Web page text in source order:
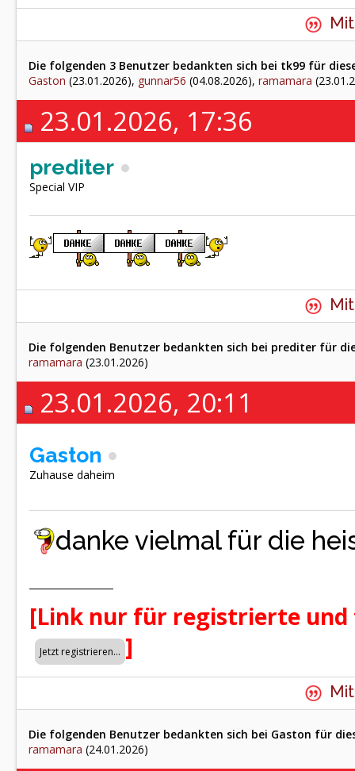
Die folgenden 3 Benutzer bedankten sich bei tk99 für
Gaston (23.01.2026), gunnar56 (04.08.2026), ramamara
23.01.2026, 17:36
prediter
Special VIP
Die folgenden Benutzer bedankten sich bei prediter für
ramamara (23.01.2026)
23.01.2026, 20:11
Gaston
Zuhause daheim
danke vielmal für die
[Link nur für registrierte
]
Die folgenden Benutzer bedankten sich bei Gaston für
ramamara (24.01.2026)